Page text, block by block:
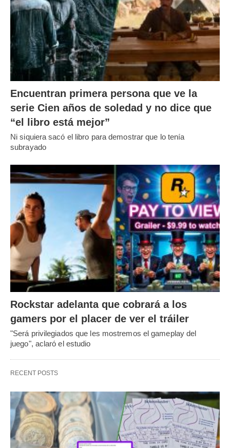
Encuentran primera persona que ve la
serie Cien años de soledad y no dice que
“el libro está mejor”
Ni siquiera sacó el libro para demostrar que lo tenía
subrayado
Rockstar adelanta que cobrará a los
gamers por el placer de ver el tráiler
"Será privilegiados que les mostremos el gameplay del
juego", aclaró el estudio
RECENT POSTS